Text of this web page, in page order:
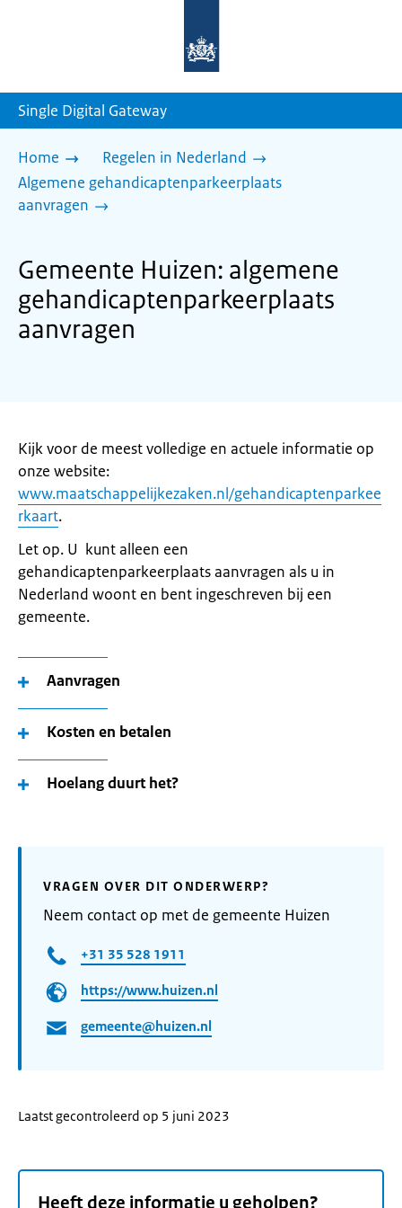
homepage
Single Digital Gateway
Home
Regelen in Nederland
Algemene gehandicaptenparkeerplaats
aanvragen
Gemeente Huizen: algemene
gehandicaptenparkeerplaats
aanvragen
Kijk voor de meest volledige en actuele informatie op
onze website:
www.maatschappelijkezaken.nl/gehandicaptenparkee
rkaart.
Let op. U kunt alleen een
gehandicaptenparkeerplaats aanvragen als u in
Nederland woont en bent ingeschreven bij een
gemeente.
Aanvragen
Kosten en betalen
Hoelang duurt het?
VRAGEN OVER DIT ONDERWERP?
Neem contact op met de gemeente Huizen
+31 35 528 1911
https://www.huizen.nl
gemeente@huizen.nl
Laatst gecontroleerd op 5 juni 2023
Heeft deze informatie u geholpen?